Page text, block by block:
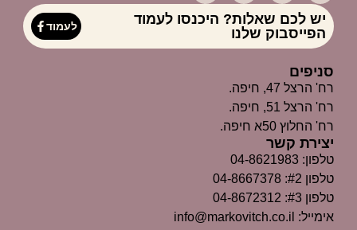
יש לכם שאלות? היכנסו לעמוד
הפייסבוק שלנו
לעמוד
סניפים
רח' הרצל 47, חיפה.
רח' הרצל 51, חיפה.
רח' החלוץ 50א חיפה.
יצירת קשר
טלפון: 04-8621983
טלפון #2: 04-8667378
טלפון #3: 04-8672312
אימייל: info@markovitch.co.il